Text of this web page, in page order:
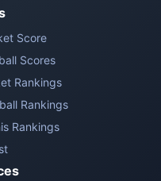
Score
Scores
Rankings
Rankings
Rankings